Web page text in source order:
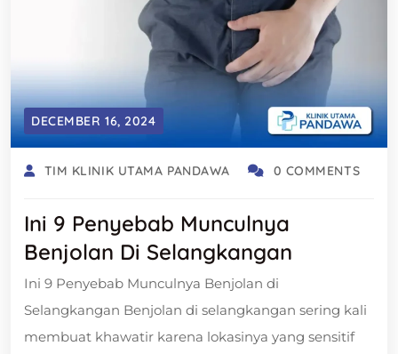
DECEMBER 16, 2024
TIM KLINIK UTAMA PANDAWA 0 COMMENTS
Ini 9 Penyebab Munculnya
Benjolan Di Selangkangan
Ini 9 Penyebab Munculnya Benjolan di
Selangkangan Benjolan di selangkangan sering kali
membuat khawatir karena lokasinya yang sensitif